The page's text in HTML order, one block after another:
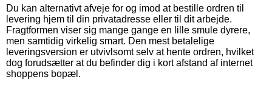
Du kan alternativt afveje for og imod at bestille ordren til
levering hjem til din privatadresse eller til dit arbejde.
Fragtformen viser sig mange gange en lille smule dyrere,
men samtidig virkelig smart. Den mest betalelige
leveringsversion er utvivlsomt selv at hente ordren, hvilket
dog forudsætter at du befinder dig i kort afstand af internet
shoppens bopæl.